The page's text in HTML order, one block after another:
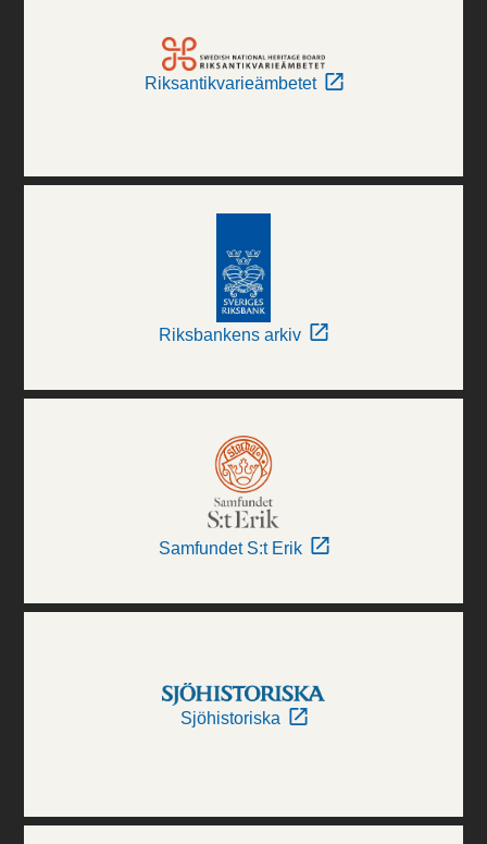
Riksantikvarieämbetet
Riksbankens arkiv
Samfundet S:t Erik
Sjöhistoriska